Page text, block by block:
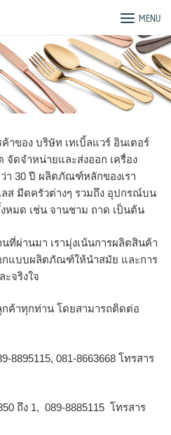
MENU
าของ บริษัท เทเบิ้ลแวร์ อินเตอร์
จัดจำหน่ายและส่งออก เครื่อง
า 30 ปี ผลิตภัณฑ์หลักของเรา
ส มีดครัวต่างๆ รวมถึง อุปกรณ์บน
หมด เช่น จานชาม ถาด เป็นต้น
นที่ผ่านมา เรามุ่งเน้นการผลิตสินค้า
แบบผลิตภัณฑ์ให้นำสมัย และการ
จริงใจ
กค้าทุกท่าน โดยสามารถติดต่อ
8895115, 081-8663668 โทรสาร
ถึง 1, 089-8885115 โทรสาร